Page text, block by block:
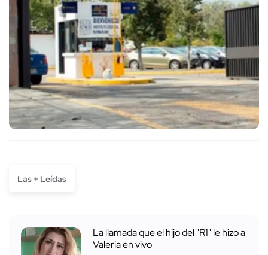
Las + Leídas
La llamada que el hijo del "R1" le hizo a
Valeria en vivo